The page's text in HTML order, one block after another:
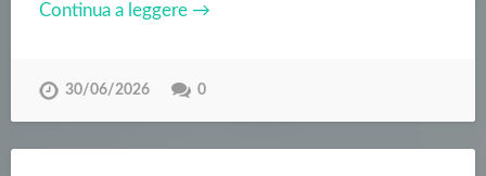
Continua a leggere →
30/06/2026 0